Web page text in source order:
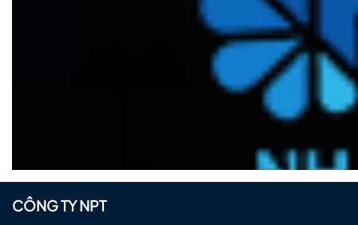
CÔNG TY NPT